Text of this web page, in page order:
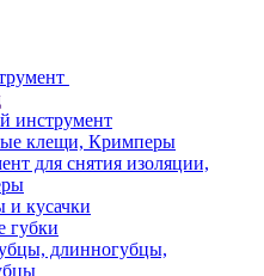
инструмент
клещи, Кримперы
для снятия изоляции,
и кусачки
губки
длинногубцы,